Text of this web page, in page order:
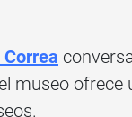
museo ofrece